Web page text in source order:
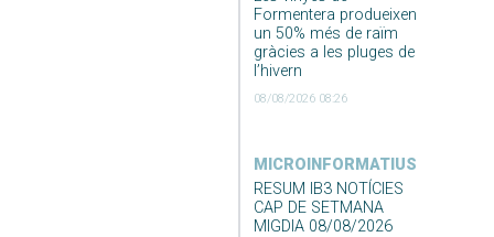
Formentera produeixen
un 50% més de raïm
gràcies a les pluges de
l’hivern
08/08/2026 08:26
MICROINFORMATIUS
RESUM IB3 NOTÍCIES
CAP DE SETMANA
MIGDIA 08/08/2026